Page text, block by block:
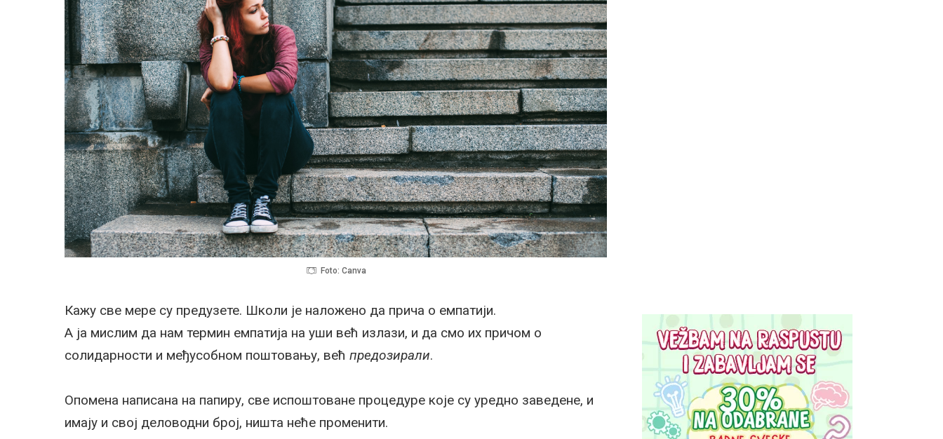
Foto: Canva
Кажу све мере су предузете. Школи је наложено да прича о емпатији.
А ја мислим да нам термин емпатија на уши већ излази, и да смо их причом о
солидарности и међусобном поштовању, већ предозирали.
Опомена написана на папиру, све испоштоване процедуре које су уредно заведене, и
имају и свој деловодни број, ништа неће променити.